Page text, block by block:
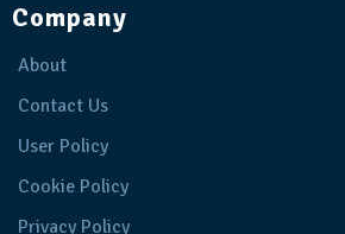
Company
About
Contact Us
User Policy
Cookie Policy
Privacy Policy